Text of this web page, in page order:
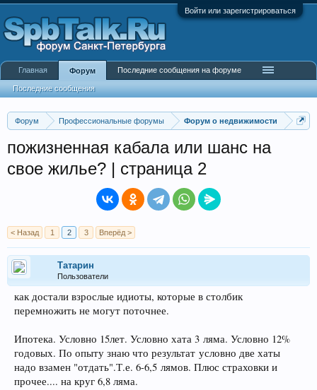
Войти или зарегистрироваться
Форум Профессиональные форумы Форум о недвижимости
пожизненная кабала или шанс на
свое жилье? | страница 2
< Назад 1 2 3 Вперёд >
Татарин
Пользователи
как достали взрослые идиоты, которые в столбик
перемножить не могут поточнее.
Ипотека. Условно 15лет. Условно хата 3 ляма. Условно 12%
годовых. По опыту знаю что результат условно две хаты
надо взамен "отдать".Т.е. 6-6,5 лямов. Плюс страховки и
прочее.... на круг 6,8 ляма.
Главная Форум
Последние сообщения
Последние сообщения на форуме